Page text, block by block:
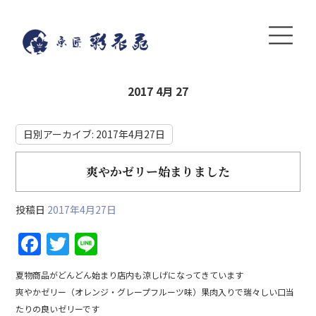
2017 4月 27
日別アーカイブ: 2017年4月27日
爽やかゼリー始まりました
投稿日 2017年4月27日
F
a
c
T
w
itt
n
e
夏物商品がどんどん始まり店内も涼しげになってきています
爽やかゼリー（オレンジ・グレープフルーツ味）果肉入りで瑞々しい口当
たりの良いゼリーです